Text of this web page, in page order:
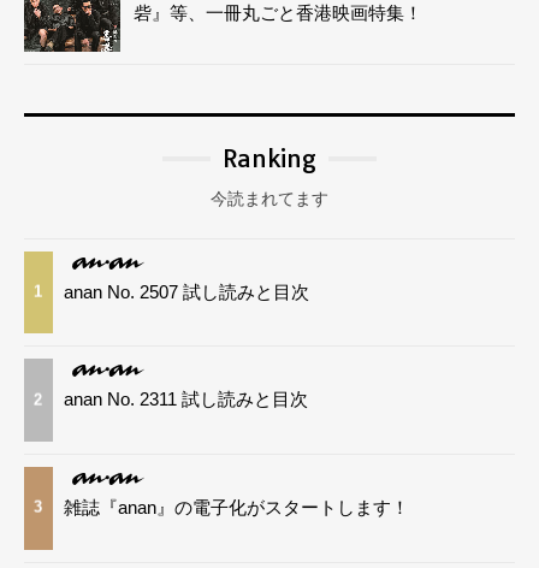
砦』等、一冊丸ごと香港映画特集！
Ranking
今読まれてます
1 anan No. 2507 試し読みと目次
2 anan No. 2311 試し読みと目次
3 雑誌『anan』の電子化がスタートします！